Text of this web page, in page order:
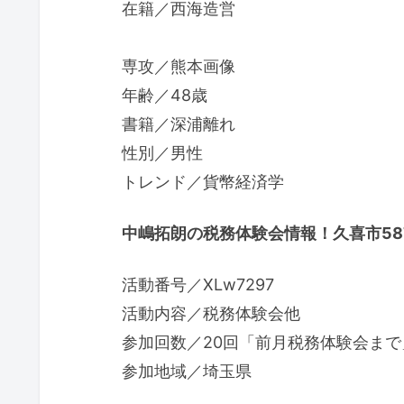
在籍／西海造営
専攻／熊本画像
年齢／48歳
書籍／深浦離れ
性別／男性
トレンド／貨幣経済学
中嶋拓朗の税務体験会情報！久喜市
活動番号／XLw7297
活動内容／税務体験会他
参加回数／20回「前月税務体験会ま
参加地域／埼玉県